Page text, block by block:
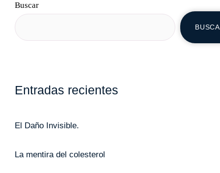
Buscar
Entradas recientes
El Daño Invisible.
La mentira del colesterol